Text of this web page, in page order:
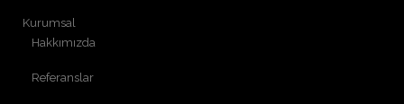
Kurumsal
Hakkımızda
Referanslar